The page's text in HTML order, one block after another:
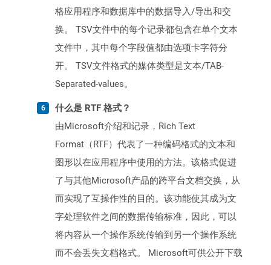
格应用程序和数据库中的数据导入/导出和交
换。 TSV文件中的每个记录都包含在单个文本
文件中，其中每个字段值都由选项卡字符分
开。 TSV文件格式的媒体类型是文本/TAB-
Separated-values。
什么是 RTF 格式？
由Microsoft介绍和记录，Rich Text
Format（RTF）代表了一种编码格式的文本和
图形以在应用程序中使用的方法。该格式促进
了与其他Microsoft产品的跨平台文档交换，从
而实现了互操作性的目的。该功能使其成为文
字处理软件之间的数据传输标准，因此，可以
将内容从一个操作系统传输到另一个操作系统
而不会丢失文档格式。 Microsoft可供公开下载